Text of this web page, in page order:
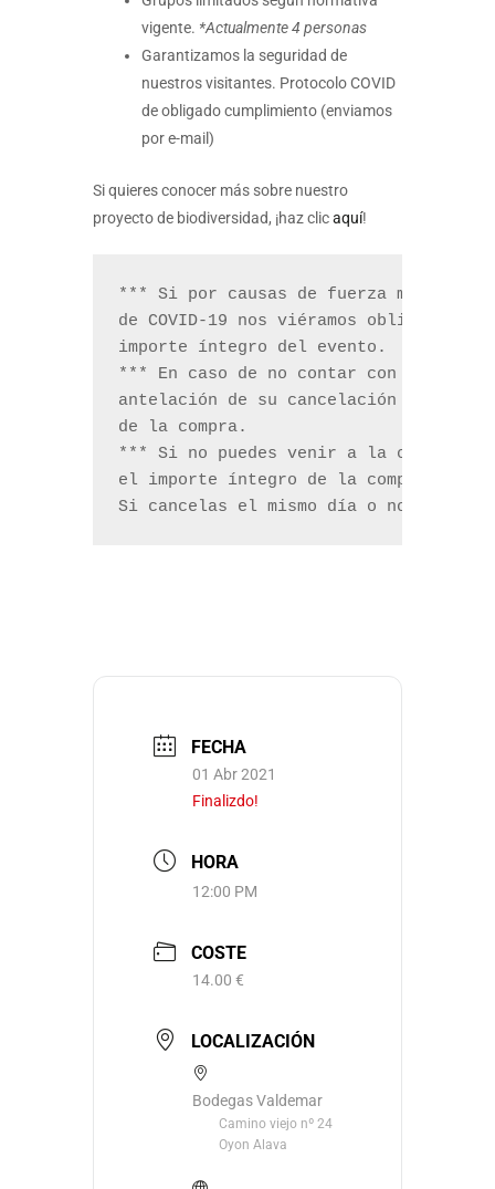
vigente. *Actualmente 4 personas
Garantizamos la seguridad de
nuestros visitantes. Protocolo COVID
de obligado cumplimiento (enviamos
por e-mail)
Si quieres conocer más sobre nuestro
proyecto de biodiversidad, ¡haz clicaquí!
*** Si por causas de fuerza mayor o
de COVID-19 nos viéramos obligados
importe íntegro del evento.
*** En caso de no contar con
antelación de su cancelación y
de la compra.
*** Si no puedes venir a la cata y
el importe íntegro de la compra. Si
Si cancelas el mismo día o no se
FECHA
01 Abr 2021
Finalizdo!
HORA
12:00 PM
COSTE
14.00 €
LOCALIZACIÓN
Bodegas Valdemar
Camino viejo nº 24
Oyon Alava